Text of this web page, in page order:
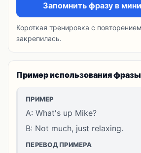
Запомнить фразу в
Короткая тренировка с
закрепилась.
Пример использования фразы
ПРИМЕР
A: What's up Mike?
B: Not much, just relaxing.
ПЕРЕВОД ПРИМЕРА